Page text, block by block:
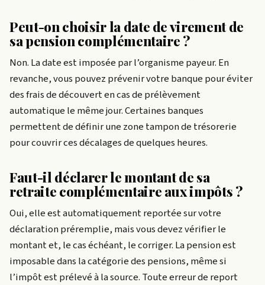
Peut-on choisir la date de virement de
sa pension complémentaire ?
Non. La date est imposée par l’organisme payeur. En
revanche, vous pouvez prévenir votre banque pour éviter
des frais de découvert en cas de prélèvement
automatique le même jour. Certaines banques
permettent de définir une zone tampon de trésorerie
pour couvrir ces décalages de quelques heures.
Faut-il déclarer le montant de sa
retraite complémentaire aux impôts ?
Oui, elle est automatiquement reportée sur votre
déclaration préremplie, mais vous devez vérifier le
montant et, le cas échéant, le corriger. La pension est
imposable dans la catégorie des pensions, même si
l’impôt est prélevé à la source. Toute erreur de report